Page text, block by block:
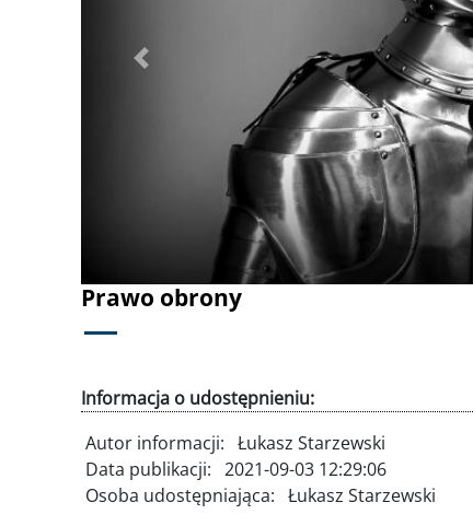
Prawo obrony
Poprzednie
Informacja o udostępnieniu:
Autor informacji: Łukasz Starzewski
Data publikacji: 2021-09-03 12:29:06
Osoba udostępniająca: Łukasz Starzewski